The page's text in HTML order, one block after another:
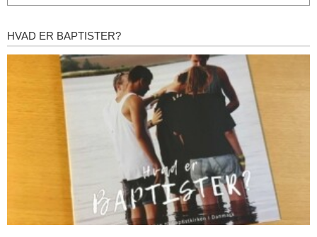
Hvad
HVAD ER BAPTISTER?